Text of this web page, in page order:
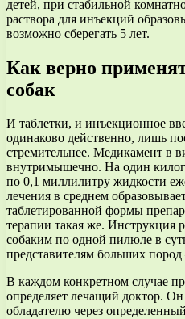
детей, при стабильной
раствора для инъекций
возможно сберегать 5 лет.
Как верно
собак
И таблетки, и инъекционное
одинаково действенно, лишь
стремительнее. Медикамент в
внутримышечно. На один
по 0,1 миллилитру жидкости
лечения в среднем
таблетированной формы
терапии такая же. Инструкция
собаким по одной пилюле в
представителям больших
В каждом конкретном случае
определяет лечащий доктор.
обладателю через